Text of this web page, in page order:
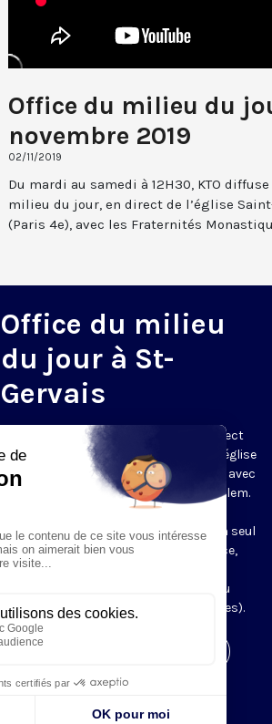
Office du milieu du
novembre 2019
02/11/2019
Du mardi au samedi à 12H30, KTO
milieu du jour, en direct de l’église
(Paris 4e), avec les Fraternités
Office du milieu
du jour à St-
Gervais
Du mardi au samedi, KTO diffuse en direct
l’office du milieu du jour, en direct de l’église
Saint-Gervais-Saint-Protais (Paris 4e), avec
les Fraternités Monastiques de Jérusalem.
L’Office du Milieu du Jour regroupe, en
particulier, «au milieu du jour» et en un seul
office, les heures monastiques de Tierce,
Sexte et None. Il permet à l’Église de
retrouver son Seigneur entre l’office du
matin (Laudes) et l’office du soir (Vêpres).